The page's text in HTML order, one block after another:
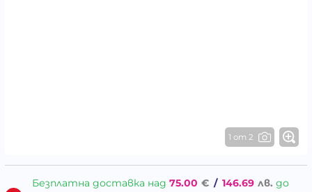
1 от 2
Безплатна доставка над 75.00 € / 146.69 лв. до